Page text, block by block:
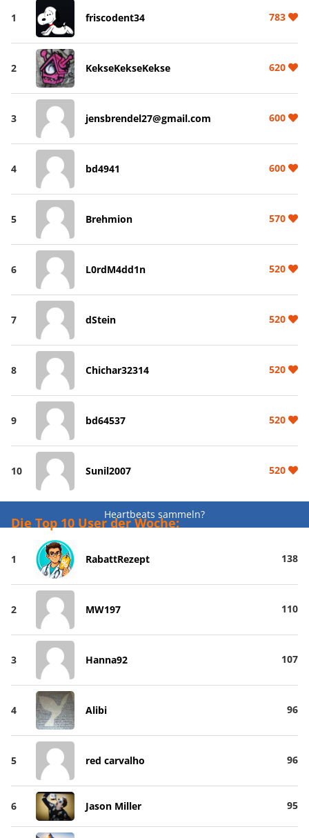
1 friscodent34 783
2 KekseKekseKekse 620
3 jensbrendel27@gmail.com 600
4 bd4941 600
5 Brehmion 570
6 L0rdM4dd1n 520
7 dStein 520
8 Chichar32314 520
9 bd64537 520
10 Sunil2007 520
Heartbeats sammeln?
Die Top 10 User der Woche:
1 RabattRezept 138
2 MW197 110
3 Hanna92 107
4 Alibi 96
5 red carvalho 96
6 Jason Miller 95